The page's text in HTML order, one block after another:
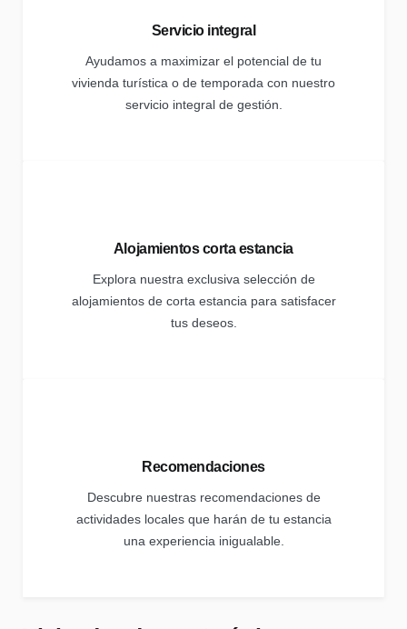
Servicio integral
Ayudamos a maximizar el potencial de tu
vivienda turística o de temporada con nuestro
servicio integral de gestión.
Alojamientos corta estancia
Explora nuestra exclusiva selección de
alojamientos de corta estancia para satisfacer
tus deseos.
Recomendaciones
Descubre nuestras recomendaciones de
actividades locales que harán de tu estancia
una experiencia inigualable.